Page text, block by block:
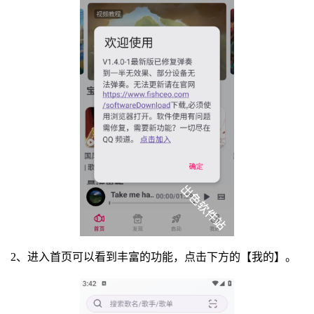
2、进入首页可以看到丰富的功能，点击下方的【我的】。